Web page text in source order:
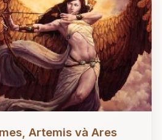
Artemis và Ares